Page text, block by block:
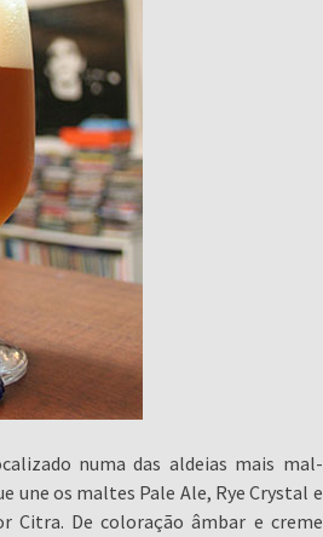
numa das aldeias mais mal-
une os maltes Pale Ale, Rye Crystal e
Citra. De coloração âmbar e creme